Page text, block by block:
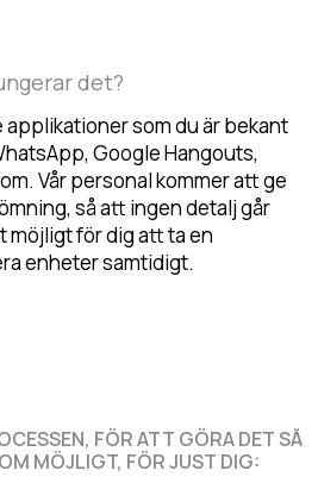
det?
applikationer som du är bekant
Google Hangouts,
Vår personal kommer att ge
så att ingen detalj går
möjligt för dig att ta en
enheter samtidigt.
FÖR ATT GÖRA DET SÅ
MÖJLIGT, FÖR JUST DIG: